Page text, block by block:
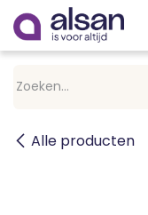
Overslaan naar inhoud
Alle producten